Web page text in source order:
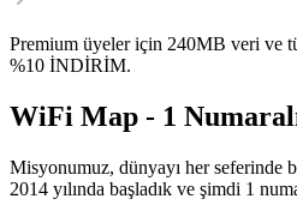
Premium üyeler için 240MB veri ve
%10 İNDİRİM.
WiFi Map - 1
Misyonumuz, dünyayı her seferinde
2014 yılında başladık ve şimdi 1